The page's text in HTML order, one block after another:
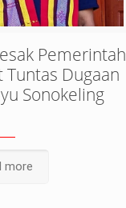
Pemerintah
Tuntas Dugaan
Sonokeling
more